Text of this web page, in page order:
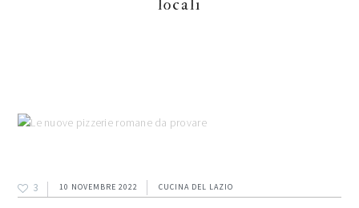
locali
3 10 NOVEMBRE 2022 CUCINA DEL LAZIO